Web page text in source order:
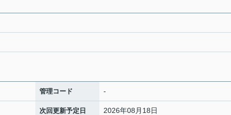
管理コード -
次回更新予定日 2026年08月18日